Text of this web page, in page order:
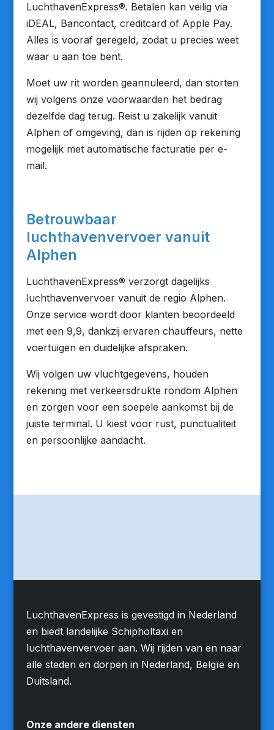
LuchthavenExpress®. Betalen kan veilig via
iDEAL, Bancontact, creditcard of Apple Pay.
Alles is vooraf geregeld, zodat u precies weet
waar u aan toe bent.
Moet uw rit worden geannuleerd, dan storten
wij volgens onze voorwaarden het bedrag
dezelfde dag terug. Reist u zakelijk vanuit
Alphen of omgeving, dan is rijden op rekening
mogelijk met automatische facturatie per e-
mail.
Betrouwbaar
luchthavenvervoer vanuit
Alphen
LuchthavenExpress® verzorgt dagelijks
luchthavenvervoer vanuit de regio Alphen.
Onze service wordt door klanten beoordeeld
met een 9,9, dankzij ervaren chauffeurs, nette
voertuigen en duidelijke afspraken.
Wij volgen uw vluchtgegevens, houden
rekening met verkeersdrukte rondom Alphen
en zorgen voor een soepele aankomst bij de
juiste terminal. U kiest voor rust, punctualiteit
en persoonlijke aandacht.
LuchthavenExpress is gevestigd in Nederland
en biedt landelijke Schipholtaxi en
luchthavenvervoer aan. Wij rijden van en naar
alle steden en dorpen in Nederland, Belgïe en
Duitsland.
Onze andere diensten